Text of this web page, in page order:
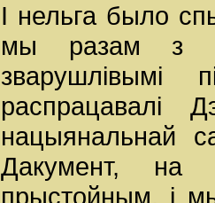
І нельга было
мы разам з
зварушлівымі
распрацавалі
нацыянальнай
Дакумент, на
прыстойным, і